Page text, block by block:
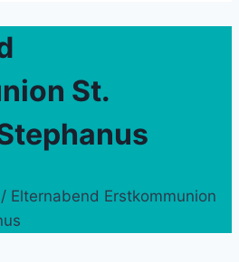
St.
/ Elternabend Erstkommunion